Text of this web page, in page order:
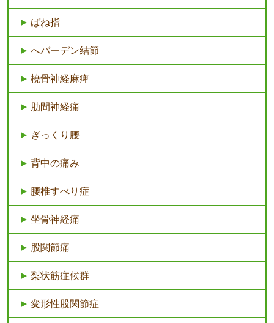
ばね指
へバーデン結節
橈骨神経麻痺
肋間神経痛
ぎっくり腰
背中の痛み
腰椎すべり症
坐骨神経痛
股関節痛
梨状筋症候群
変形性股関節症